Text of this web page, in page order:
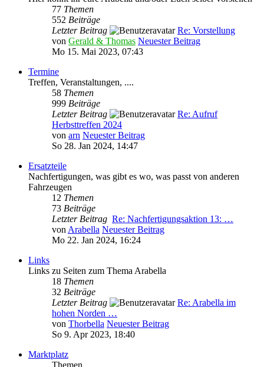
77 Themen
552 Beiträge
Letzter Beitrag
Re: Vorstellung
von Gerald & Thomas Neuester Beitrag
Mo 15. Mai 2023, 07:43
Termine
Treffen, Veranstaltungen, ....
58 Themen
999 Beiträge
Letzter Beitrag
Re: Aufruf
Herbsttreffen 2024
von arn Neuester Beitrag
So 28. Jan 2024, 14:47
Ersatzteile
Nachfertigungen, was gibt es wo, was passt von anderen
Fahrzeugen
12 Themen
73 Beiträge
Letzter Beitrag Re: Nachfertigungsaktion 13: …
von Arabella Neuester Beitrag
Mo 22. Jan 2024, 16:24
Links
Links zu Seiten zum Thema Arabella
18 Themen
32 Beiträge
Letzter Beitrag
Re: Arabella im
hohen Norden …
von Thorbella Neuester Beitrag
So 9. Apr 2023, 18:40
Marktplatz
Themen